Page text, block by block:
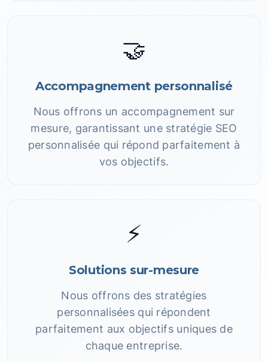
🤝
Accompagnement personnalisé
Nous offrons un accompagnement sur
mesure, garantissant une stratégie SEO
personnalisée qui répond parfaitement à
vos objectifs.
⚡
Solutions sur-mesure
Nous offrons des stratégies
personnalisées qui répondent
parfaitement aux objectifs uniques de
chaque entreprise.